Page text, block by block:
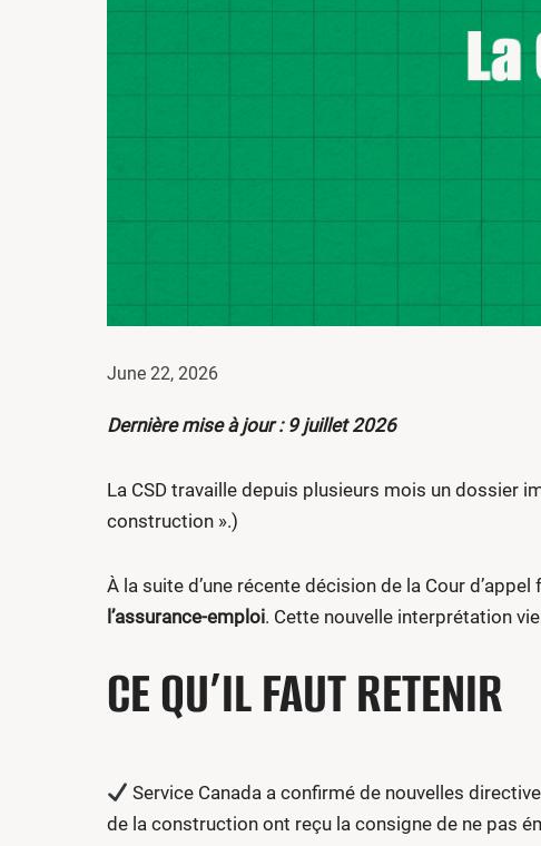
June 22, 2026
Dernière mise à jour : 9 juillet 2026
La CSD travaille depuis plusieurs mois un dossier
construction ».)
À la suite d’une récente décision de la Cour d’appel
l’assurance-emploi. Cette nouvelle interprétation
CE QU’IL FAUT RETENIR
Service Canada a confirmé de nouvelles
de la construction ont reçu la consigne de ne pas